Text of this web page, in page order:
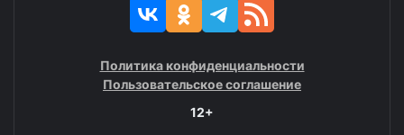
Политика конфиденциальности
Пользовательское соглашение
12+